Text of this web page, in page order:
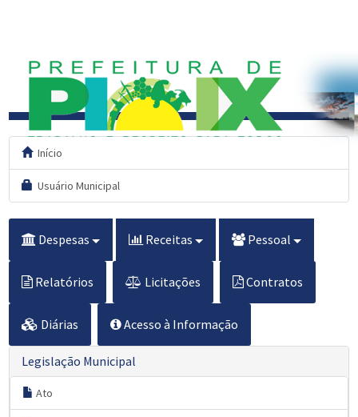
Início
Usuário Municipal
Despesas Receitas Pessoal
Relatórios Licitações Contratos
Diárias Acesso à Informação
Legislação Municipal
Ato